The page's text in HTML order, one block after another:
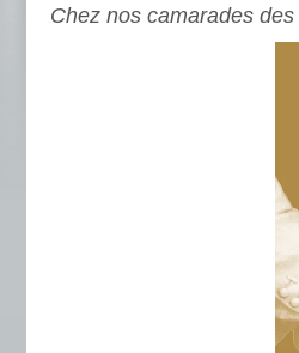
Chez nos camarades des